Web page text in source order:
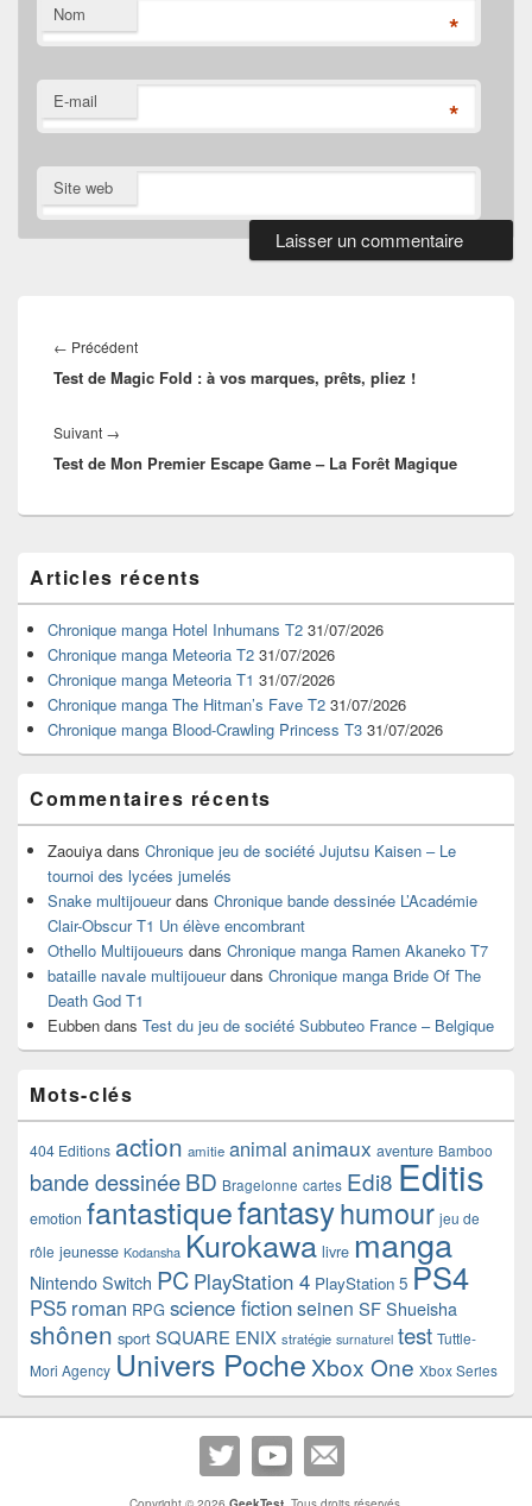
Nom *
E-mail *
Site web
de
l’article
← PrécédentArticle
précédent :
Test de Magic Fold : à vos marques, prêts, pliez !
Suivant →
suivant :
Test de Mon Premier Escape Game – La Forêt Magique
principale
de
widget
pour
barre
latérale
Articles récents
Chronique manga Hotel Inhumans T2 31/07/2026
Chronique manga Meteoria T2 31/07/2026
Chronique manga Meteoria T1 31/07/2026
Chronique manga The Hitman’s Fave T2 31/07/2026
Chronique manga Blood-Crawling Princess T3 31/07/2026
Commentaires récents
Zaouiya dans Chronique jeu de société Jujutsu Kaisen – Le
tournoi des lycées jumelés
Snake multijoueurdans Chronique bande dessinée L’Académie
Clair-Obscur T1 Un élève encombrant
Othello Multijoueurs dans Chronique manga Ramen Akaneko T7
bataille navale multijoueurdans Chronique manga Bride Of The
Death God T1
Eubben dans Test du jeu de société Subbuteo France – Belgique
Mots-clés
404 Editions action amitie animal animaux aventure Bamboo
bande dessinéeBD Bragelonne cartes Edi8 Editis
emotion fantastiquefantasyhumour jeu de
rôle jeunesse Kodansha Kurokawa livre manga
Nintendo Switch PC PlayStation 4 PlayStation 5 PS4
PS5 roman RPG science fictionseinen SF Shueisha
shônen sport SQUARE ENIX stratégie surnaturel test Tuttle-
Mori Agency Univers Poche Xbox One Xbox Series